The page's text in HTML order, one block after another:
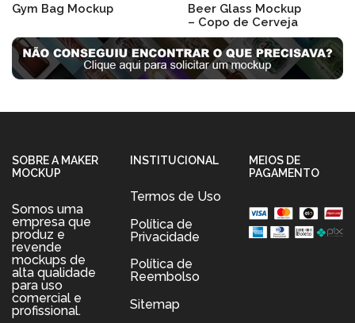
Gym Bag Mockup
Beer Glass Mockup
– Copo de Cerveja
R$19.90
SOBRE A MAKER
MOCKUP
Somos uma
empresa que
produz e
revende
mockups de
alta qualidade
para uso
comercial e
profissional.
INSTITUCIONAL
Termos de Uso
Política de
Privacidade
Política de
Reembolso
Sitemap
MEIOS DE
PAGAMENTO